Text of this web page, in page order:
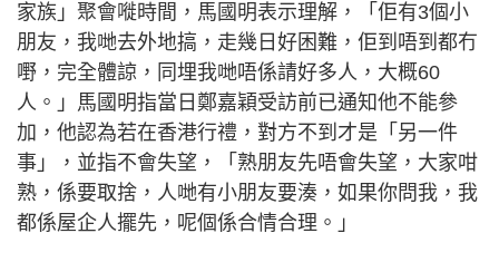
家族」聚會嘥時間，馬國明表示理解，「佢有3個小
朋友，我哋去外地搞，走幾日好困難，佢到唔到都冇
嘢，完全體諒，同埋我哋唔係請好多人，大概60
人。」馬國明指當日鄭嘉穎受訪前已通知他不能參
加，他認為若在香港行禮，對方不到才是「另一件
事」，並指不會失望，「熟朋友先唔會失望，大家咁
熟，係要取捨，人哋有小朋友要湊，如果你問我，我
都係屋企人擺先，呢個係合情合理。」